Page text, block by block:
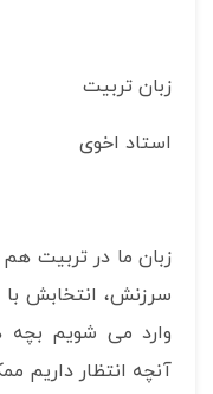
زبان تربیت
استاد اخوی
زبان ما در تربیت
سرزنش، انتخابش
وارد می شویم
آنچه انتظار داریم